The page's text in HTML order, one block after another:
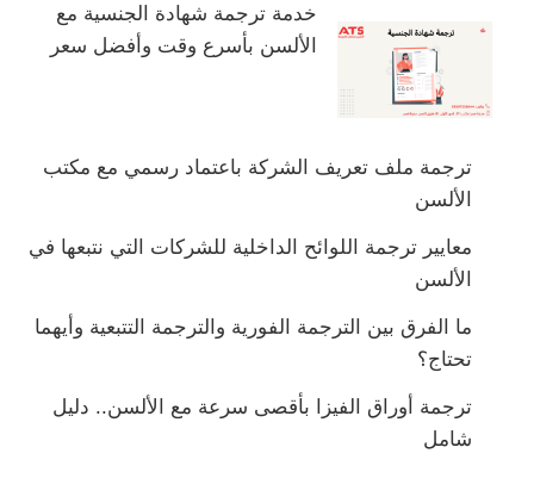
خدمة ترجمة شهادة الجنسية مع
الألسن بأسرع وقت وأفضل سعر
ترجمة ملف تعريف الشركة باعتماد رسمي مع مكتب
الألسن
معايير ترجمة اللوائح الداخلية للشركات التي نتبعها في
الألسن
ما الفرق بين الترجمة الفورية والترجمة التتبعية وأيهما
تحتاج؟
ترجمة أوراق الفيزا بأقصى سرعة مع الألسن.. دليل
شامل